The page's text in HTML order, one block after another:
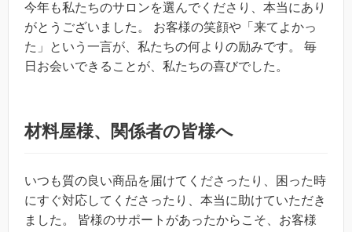
今年も私たちのサロンを選んでくださり、本当にあり
がとうございました。 お客様の笑顔や「来てよかっ
た」という一言が、私たちの何よりの励みです。 毎
日お会いできることが、私たちの喜びでした。
材料屋様、関係者の皆様へ
いつも質の良い商品を届けてくださったり、困った時
にすぐ対応してくださったり、本当に助けていただき
ました。 皆様のサポートがあったからこそ、お客様